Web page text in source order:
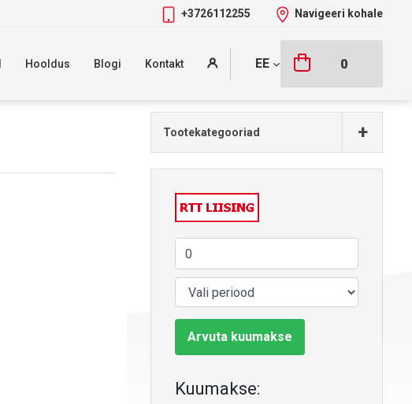
+3726112255 Navigeeri kohale
Hooldus Blogi Kontakt EE 0
Tootekategooriad +
Arvuta kuumakse
Kuumakse: